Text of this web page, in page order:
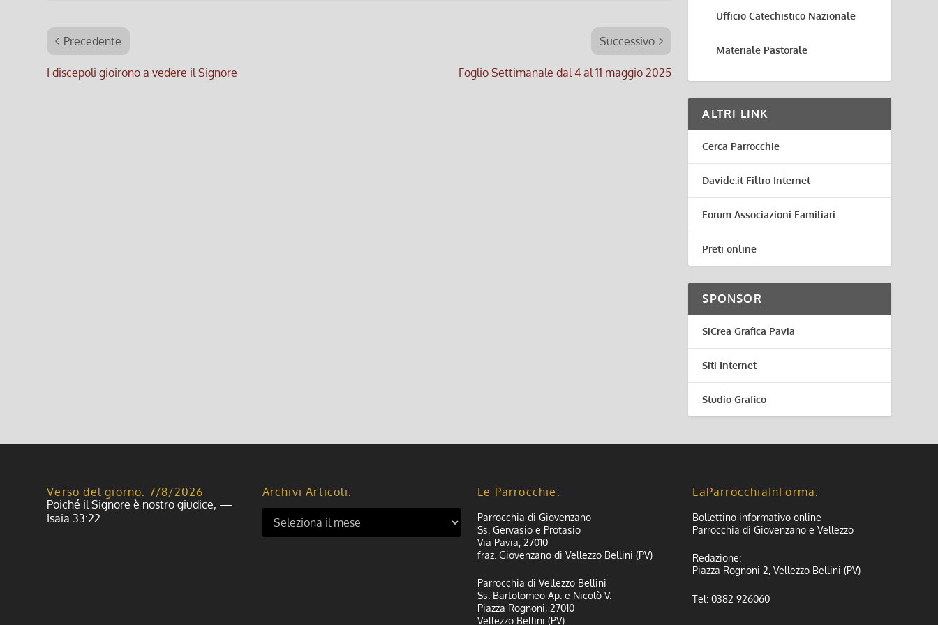
Precedente
I discepoli gioirono a vedere il Signore
Successivo
Foglio Settimanale dal 4 al 11 maggio 2025
Ufficio Catechistico Nazionale
Materiale Pastorale
ALTRI LINK
Cerca Parrocchie
Davide.it Filtro Internet
Forum Associazioni Familiari
Preti online
SPONSOR
SiCrea Grafica Pavia
Siti Internet
Studio Grafico
Verso del giorno: 7/8/2026
Poiché il Signore è nostro giudice, —
Isaia 33:22
Archivi Articoli: Le Parrocchie:
Parrocchia di Giovenzano
Ss. Gervasio e Protasio
Via Pavia, 27010
fraz. Giovenzano di Vellezzo Bellini (PV)
Parrocchia di Vellezzo Bellini
Ss. Bartolomeo Ap. e Nicolò V.
Piazza Rognoni, 27010
Vellezzo Bellini (PV)
LaParrocchiaInForma:
Bollettino informativo online
Parrocchia di Giovenzano e Vellezzo
Redazione:
Piazza Rognoni 2, Vellezzo Bellini (PV)
Tel: 0382 926060